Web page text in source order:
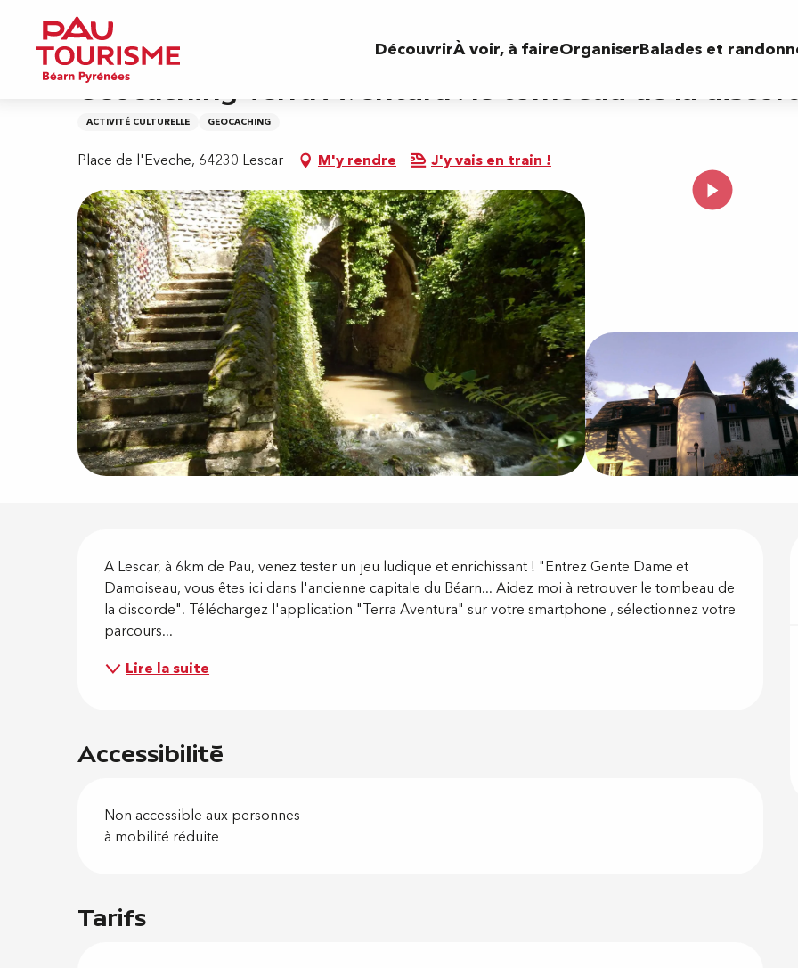
contenu
principal
DécouvrirÀ voir, à faireOrganiserBalades et
Accueil
Géocaching Terra Aventura : le tombeau de la
ACTIVITÉ CULTURELLE GEOCACHING
Place de l'Eveche, 64230 Lescar M'y rendre J'y vais en train !
Description
A Lescar, à 6km de Pau, venez tester un jeu ludique et enrichissant ! "Entrez Gente Dame et
Damoiseau, vous êtes ici dans l'ancienne capitale du Béarn... Aidez moi à retrouver le tombeau de
la discorde". Téléchargez l'application "Terra Aventura" sur votre smartphone , sélectionnez votre
parcours...
Lire la suite
Accessibilité
Non accessible aux personnes
à mobilité réduite
Tarifs